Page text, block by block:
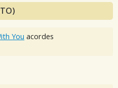
You acordes